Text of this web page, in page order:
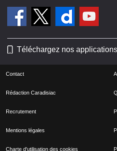
Téléchargez nos
Contact
Rédaction Caradisiac
Recrutement
Mentions légales
Charte d'utilisation des cookies